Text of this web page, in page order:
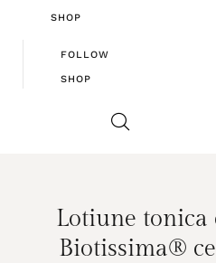
SHOP
FOLLOW
SHOP
Lotiune tonica
Biotissima®